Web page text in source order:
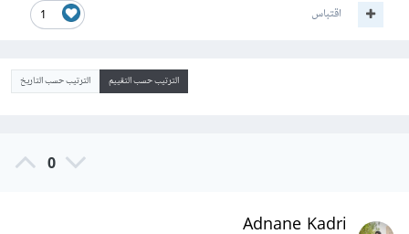
1 اقتباس
الترتيب حسب التقييم الترتيب حسب التاريخ
0
Adnane Kadri